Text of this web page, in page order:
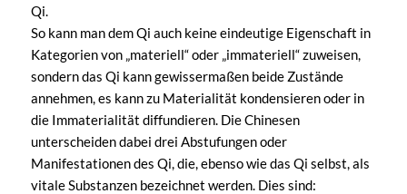
Qi.
So kann man dem Qi auch keine eindeutige Eigenschaft in
Kategorien von „materiell“ oder „immateriell“ zuweisen,
sondern das Qi kann gewissermaßen beide Zustände
annehmen, es kann zu Materialität kondensieren oder in
die Immaterialität diffundieren. Die Chinesen
unterscheiden dabei drei Abstufungen oder
Manifestationen des Qi, die, ebenso wie das Qi selbst, als
vitale Substanzen bezeichnet werden. Dies sind: